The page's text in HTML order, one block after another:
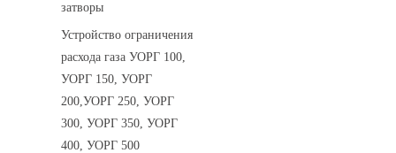
затворы
Устройство ограничения
расхода газа УОРГ 100,
УОРГ 150, УОРГ
200,УОРГ 250, УОРГ
300, УОРГ 350, УОРГ
400, УОРГ 500